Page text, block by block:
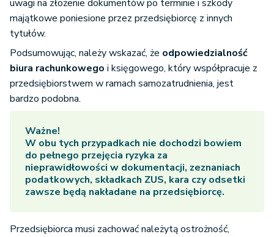
uwagi na złożenie dokumentów po terminie i szkody
majątkowe poniesione przez przedsiębiorcę z innych
tytułów.
Podsumowując, należy wskazać, że odpowiedzialność
biura rachunkowego i księgowego, który współpracuje z
przedsiębiorstwem w ramach samozatrudnienia, jest
bardzo podobna.
Ważne!
W obu tych przypadkach nie dochodzi bowiem
do pełnego przejęcia ryzyka za
nieprawidłowości w dokumentacji, zeznaniach
podatkowych, składkach ZUS, kara czy odsetki
zawsze będą nakładane na przedsiębiorcę.
Przedsiębiorca musi zachować należytą ostrożność,